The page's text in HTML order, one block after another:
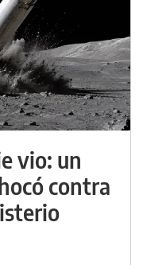
vio: un
contra